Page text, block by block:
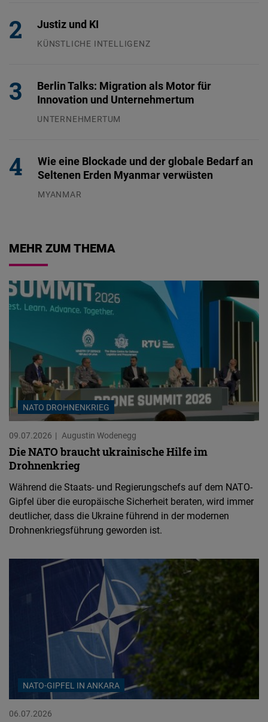
Justiz und KI
KÜNSTLICHE INTELLIGENZ
Berlin Talks: Migration als Motor für
Innovation und Unternehmertum
UNTERNEHMERTUM
Wie eine Blockade und der globale Bedarf an
Seltenen Erden Myanmar verwüsten
MYANMAR
MEHR ZUM THEMA
NATO DROHNENKRIEG
09.07.2026 Augustin Wodenegg
Die NATO braucht ukrainische Hilfe im
Drohnenkrieg
Während die Staats- und Regierungschefs auf dem NATO-
Gipfel über die europäische Sicherheit beraten, wird immer
deutlicher, dass die Ukraine führend in der modernen
Drohnenkriegsführung geworden ist.
NATO-GIPFEL IN ANKARA
06.07.2026